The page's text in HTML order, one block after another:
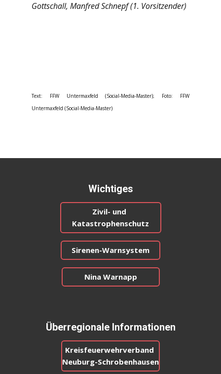
Gottschall, Manfred Schnepf (1. Vorsitzender)
Text: FFW Untermaxfeld (Social-Media-Master); Foto: FFW
Untermaxfeld (Social-Media-Master)
Wichtiges
Zivil- und
Katastrophenschutz
Sirenen-Warnsystem
Nina Warnapp
Überregionale Informationen
Kreisfeuerwehrverband
Neuburg-Schrobenhausen